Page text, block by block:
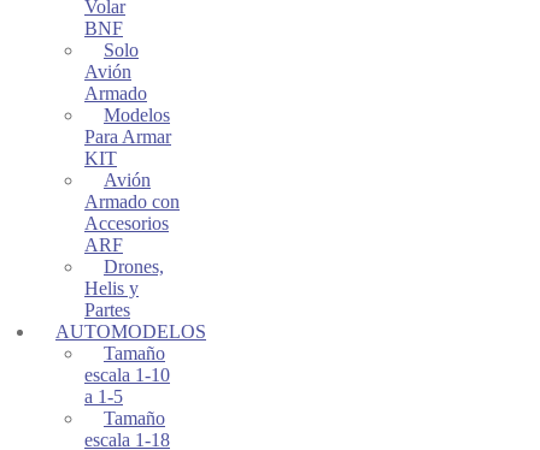
Volar
BNF
Solo
Avión
Armado
Modelos
Para Armar
KIT
Avión
Armado con
Accesorios
ARF
Drones,
Helis y
Partes
AUTOMODELOS
Tamaño
escala 1-10
a 1-5
Tamaño
escala 1-18